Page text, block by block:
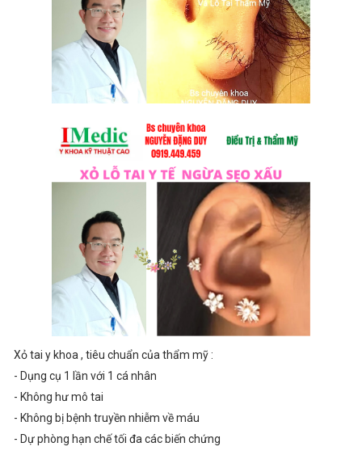
Xỏ tai y khoa , tiêu chuẩn của thẩm mỹ :
- Dụng cụ 1 lần với 1 cá nhân
- Không hư mô tai
- Không bị bệnh truyền nhiễm về máu
- Dự phòng hạn chế tối đa các biến chứng